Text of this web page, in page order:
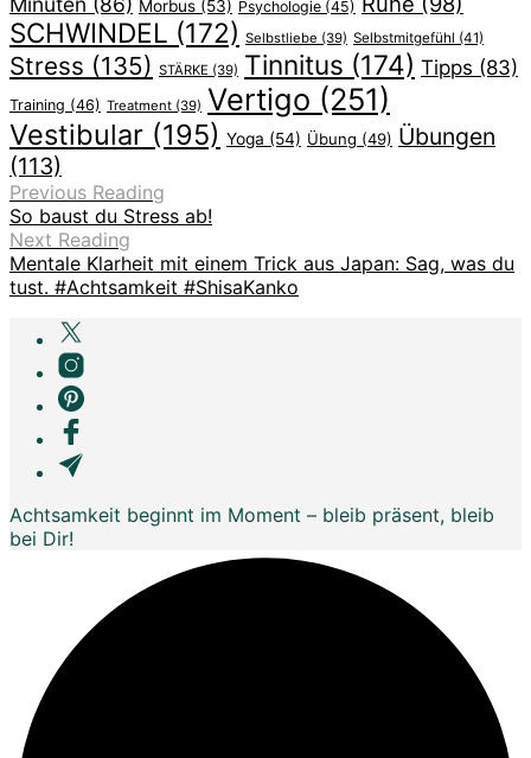
Morbus (53) Psychologie (45)
SCHWINDEL (172) Selbstliebe (39) Selbstmitgefühl (41)
Stress (135) STÄRKE (39) Tinnitus (174) Tipps (83)
Training (46) Treatment (39) Vertigo (251)
Vestibular (195) Yoga (54) Übung (49) Übungen
(113)
Previous Reading
So baust du Stress ab!
Next Reading
Mentale Klarheit mit einem Trick aus Japan: Sag, was du
tust. #Achtsamkeit #ShisaKanko
Achtsamkeit beginnt im Moment – bleib präsent, bleib
bei Dir!